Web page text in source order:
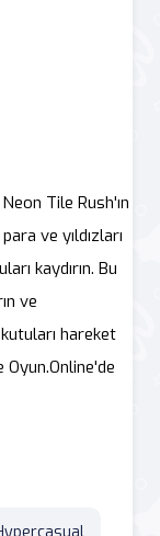
Tile Rush'ın
ve yıldızları
kaydırın. Bu
ve
kutuları hareket
Oyun.Online'de